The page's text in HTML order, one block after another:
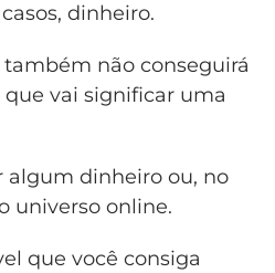
dinheiro.
também não conseguirá
vai significar uma
algum dinheiro ou, no
universo online.
que você consiga